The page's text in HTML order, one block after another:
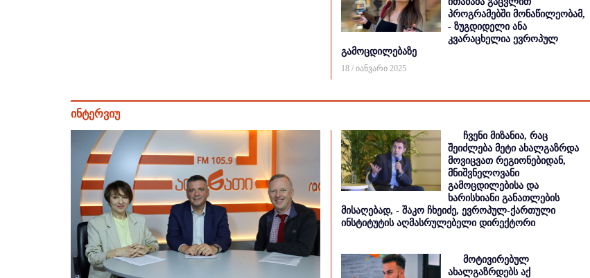
პროგრამებში მონაწილეობამ,
- ზუგდიდელი ანა
კვარაცხელია ევროპულ
გამოცდილებაზე
18 / იანვარი 2025
ინტერვიუ
ჩვენი მიზანია, რაც
შეიძლება მეტი ახალგაზრდა
მოვიცვათ რეგიონებიდან,
მნიშვნელოვანი
გამოცდილებისა და
ხარისხიანი განათლების
მისაღებად, - შაკო ჩხეიძე, ევროპულ-ქართული
ინსტიტუტის აღმასრულებელი დირექტორი
მოტივირებულ
ახალგაზრდებს აქ